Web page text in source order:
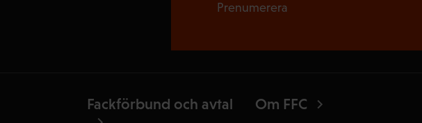
Prenumerera
Fackförbund och avtal Om FFC